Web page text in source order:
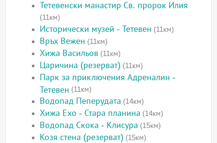
Тетевенски манастир Св. пророк Илия
(11км)
Исторически музей - Тетевен (11км)
Връх Вежен (11км)
Хижа Васильов (11км)
Царичина (резерват) (11км)
Парк за приключения Адреналин -
Тетевен (11км)
Водопад Пеперудата (14км)
Хижа Ехо - Стара планина (14км)
Водопад Скока - Клисура (15км)
Козя стена (резерват) (15км)